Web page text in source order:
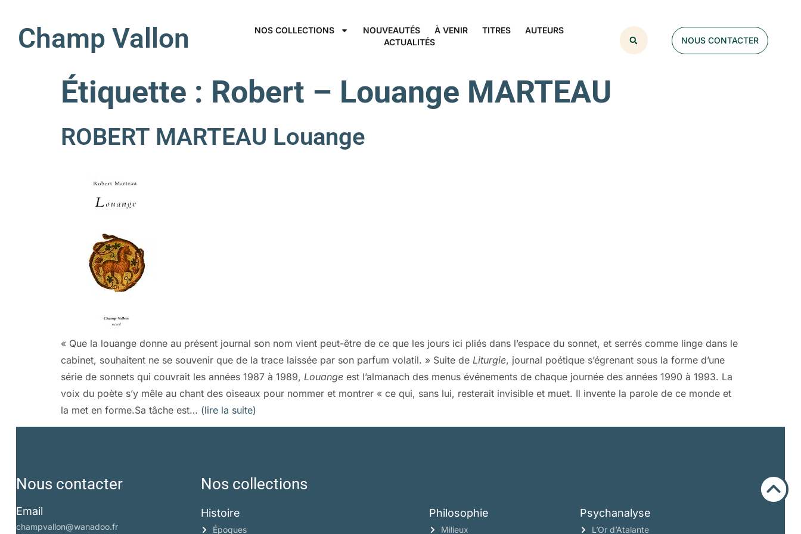
Champ Vallon NOS COLLECTIONS NOUVEAUTÉS À VENIR TITRES
AUTEURS
ACTUALITÉS
NOUS CONTACTER
Étiquette : Robert – Louange MARTEAU
ROBERT MARTEAU Louange
« Que la louange donne au présent journal son nom vient peut-être de ce que les jours ici pliés dans l’espace du sonnet, et serrés comme linge dans le
cabinet, souhaitent ne se souvenir que de la trace laissée par son parfum volatil. » Suite de Liturgie, journal poétique s’égrenant sous la forme d’une
série de sonnets qui couvrait les années 1987 à 1989, Louange est l’almanach des menus événements de chaque journée des années 1990 à 1993. La
voix du poète s’y mêle au chant des oiseaux pour nommer et montrer « ce qui, sans lui, resterait invisible et muet. Il invente la parole de ce monde et
la met en forme.Sa tâche est… (lire la suite)
Nous contacter
Email
champvallon@wanadoo.fr
Nos collections
Histoire
Époques
Philosophie
Milieux
Psychanalyse
L’Or d’Atalante